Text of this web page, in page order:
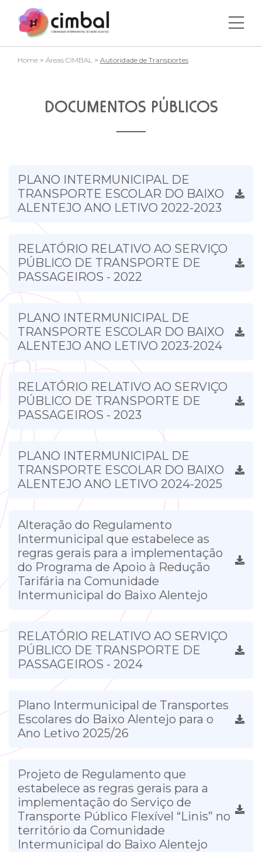
Home > Áreas CIMBAL > Autoridade de Transportes
DOCUMENTOS PÚBLICOS
PLANO INTERMUNICIPAL DE
TRANSPORTE ESCOLAR DO BAIXO
ALENTEJO ANO LETIVO 2022-2023
RELATÓRIO RELATIVO AO SERVIÇO
PÚBLICO DE TRANSPORTE DE
PASSAGEIROS - 2022
PLANO INTERMUNICIPAL DE
TRANSPORTE ESCOLAR DO BAIXO
ALENTEJO ANO LETIVO 2023-2024
RELATÓRIO RELATIVO AO SERVIÇO
PÚBLICO DE TRANSPORTE DE
PASSAGEIROS - 2023
PLANO INTERMUNICIPAL DE
TRANSPORTE ESCOLAR DO BAIXO
ALENTEJO ANO LETIVO 2024-2025
Alteração do Regulamento
Intermunicipal que estabelece as
regras gerais para a implementação
do Programa de Apoio à Redução
Tarifária na Comunidade
Intermunicipal do Baixo Alentejo
RELATÓRIO RELATIVO AO SERVIÇO
PÚBLICO DE TRANSPORTE DE
PASSAGEIROS - 2024
Plano Intermunicipal de Transportes
Escolares do Baixo Alentejo para o
Ano Letivo 2025/26
Projeto de Regulamento que
estabelece as regras gerais para a
implementação do Serviço de
Transporte Público Flexível “Linis” no
território da Comunidade
Intermunicipal do Baixo Alentejo